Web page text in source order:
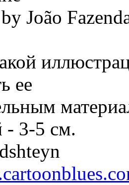
João
ее
- 3-5 см.